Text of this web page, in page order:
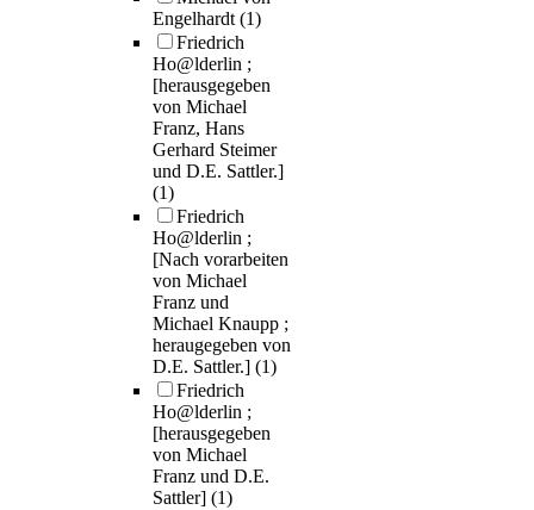
Engelhardt(1)
Friedrich
Ho@lderlin ;
[herausgegeben
von Michael
Franz, Hans
Gerhard Steimer
und D.E. Sattler.]
(1)
Friedrich
Ho@lderlin ;
[Nach vorarbeiten
von Michael
Franz und
Michael Knaupp ;
heraugegeben von
D.E. Sattler.] (1)
Friedrich
Ho@lderlin ;
[herausgegeben
von Michael
Franz und D.E.
Sattler] (1)